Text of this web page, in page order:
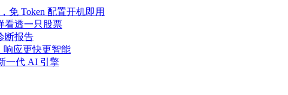
免 Token 配置开机即用
看透一只股票
断报告
响应更快更智能
一代 AI 引擎